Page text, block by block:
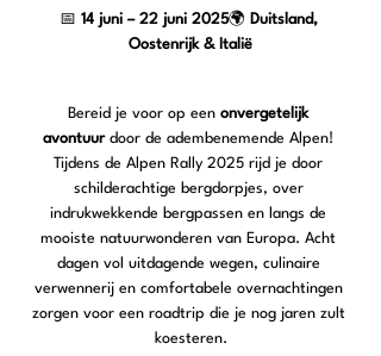
📅 14 juni – 22 juni 2025🌍 Duitsland,
Oostenrijk & Italië
Bereid je voor op een onvergetelijk
avontuur door de adembenemende Alpen!
Tijdens de Alpen Rally 2025 rijd je door
schilderachtige bergdorpjes, over
indrukwekkende bergpassen en langs de
mooiste natuurwonderen van Europa. Acht
dagen vol uitdagende wegen, culinaire
verwennerij en comfortabele overnachtingen
zorgen voor een roadtrip die je nog jaren zult
koesteren.